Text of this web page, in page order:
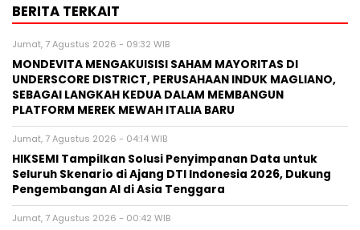
BERITA TERKAIT
Jumat, 7 Agustus 2026 - 09:32 WIB
MONDEVITA MENGAKUISISI SAHAM MAYORITAS DI
UNDERSCORE DISTRICT, PERUSAHAAN INDUK MAGLIANO,
SEBAGAI LANGKAH KEDUA DALAM MEMBANGUN
PLATFORM MEREK MEWAH ITALIA BARU
Jumat, 7 Agustus 2026 - 04:14 WIB
HIKSEMI Tampilkan Solusi Penyimpanan Data untuk
Seluruh Skenario di Ajang DTI Indonesia 2026, Dukung
Pengembangan AI di Asia Tenggara
Jumat, 7 Agustus 2026 - 00:42 WIB